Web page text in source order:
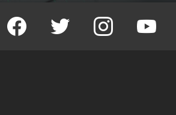
facebook twitter instagram youtube